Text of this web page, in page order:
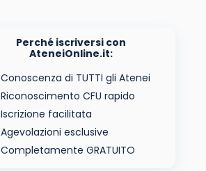
Perché iscriversi con
AteneiOnline.it:
Conoscenza di TUTTI gli Atenei
Riconoscimento CFU rapido
Iscrizione facilitata
Agevolazioni esclusive
Completamente GRATUITO